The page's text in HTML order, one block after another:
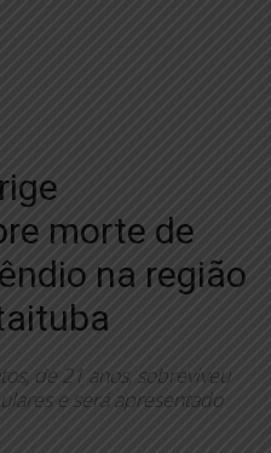
morte de
na região
de 21 anos, sobreviveu
e será apresentado